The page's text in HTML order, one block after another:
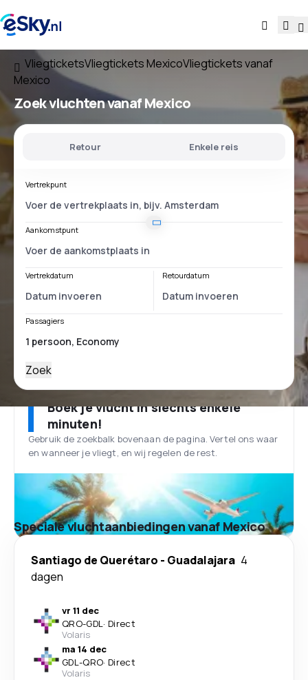
VliegticketsVliegtickets MexicoVliegtickets vanaf
Mexico
Zoek vluchtenvanaf Mexico
Retour Enkele reis
Vertrekpunt
Aankomstpunt
Vertrekdatum Retourdatum
Passagiers
Zoek
Boek je vlucht in slechts enkele
minuten!
Gebruik de zoekbalk bovenaan de pagina. Vertel ons waar
en wanneer je vliegt, en wij regelen de rest.
Speciale vluchtaanbiedingen vanaf Mexico
Santiago de Querétaro - Guadalajara 4
dagen
vr 11 dec
QRO-GDL· Direct
Volaris
ma 14 dec
GDL-QRO· Direct
Volaris